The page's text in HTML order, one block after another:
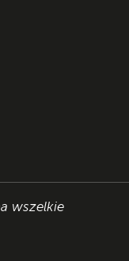
wszelkie